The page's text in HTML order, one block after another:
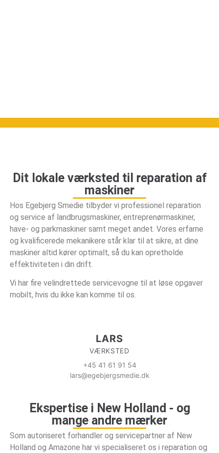
Dit lokale værksted til reparation af
maskiner
Hos Egebjerg Smedie tilbyder vi professionel reparation
og service af landbrugsmaskiner, entreprenørmaskiner,
have- og parkmaskiner samt meget andet. Vores erfarne
og kvalificerede mekanikere står klar til at sikre, at dine
maskiner altid kører optimalt, så du kan opretholde
effektiviteten i din drift.
Vi har fire velindrettede servicevogne til at løse opgaver
mobilt, hvis du ikke kan komme til os.
LARS
VÆRKSTED
+45 41 61 91 54
lars@egebjergsmedie.dk
Ekspertise i New Holland - og
mange andre mærker
Som autoriseret forhandler og servicepartner af New
Holland og Amazone har vi specialiseret os i reparation og